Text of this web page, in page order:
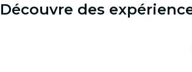
Découvre des